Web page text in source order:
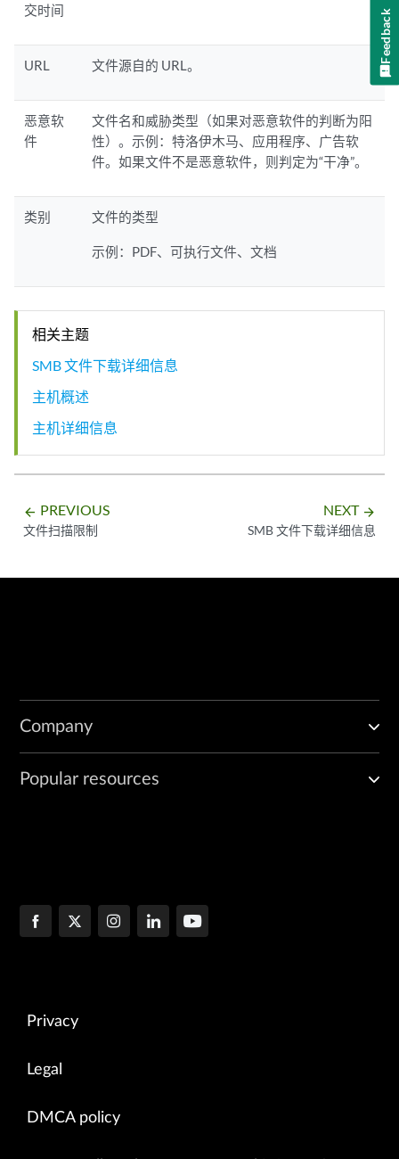
交时间
URL 文件源自的 URL。
恶意软
件
文件名和威胁类型（如果对恶意软件的判断为阳
性）。示例：特洛伊木马、应用程序、广告软
件。如果文件不是恶意软件，则判定为“干净”。
类别 文件的类型
示例：PDF、可执行文件、文档
相关主题
SMB 文件下载详细信息
主机概述
主机详细信息
arrow_backward PREVIOUS
文件扫描限制
NEXT arrow_forward
SMB 文件下载详细信息
Company
Popular resources
Privacy
Legal
DMCA policy
Feedback